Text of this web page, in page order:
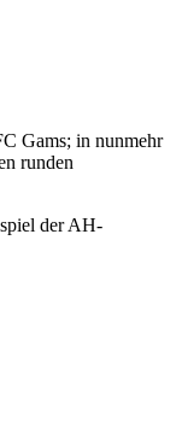
Gams; in nunmehr
runden
der AH-